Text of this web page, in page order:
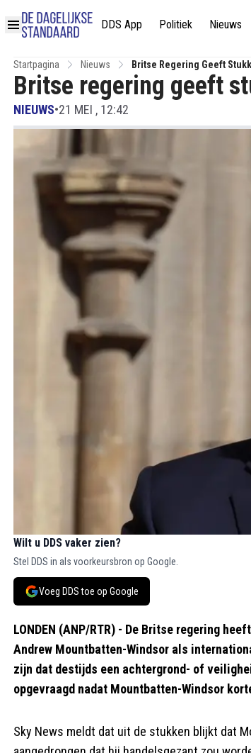
DDS App Politiek Nieuws
Startpagina Nieuws Britse Regering Geeft
Britse regering geeft
NIEUWS•21 MEI , 12:42
Wilt u DDS vaker zien?
Stel DDS in als voorkeursbron op Google.
Voeg DDS toe op Google
LONDEN (ANP/RTR) - De Britse regering
Andrew Mountbatten-Windsor als
zijn dat destijds een achtergrond- of
opgevraagd nadat Mountbatten-Windsor
Sky News meldt dat uit de stukken blijkt dat